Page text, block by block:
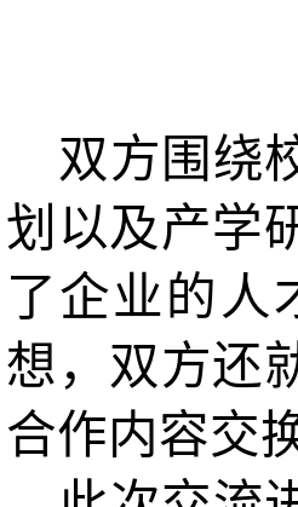
双方围绕
划以及产学
了企业的人
想，双方还
合作内容交